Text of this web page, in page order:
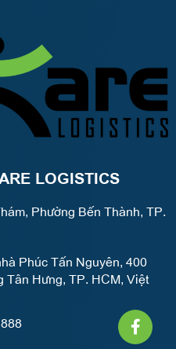
f
LOGISTICS
Phường Bến Thành, TP.
Phúc Tấn Nguyên, 400
Tân Hưng, TP. HCM, Việt